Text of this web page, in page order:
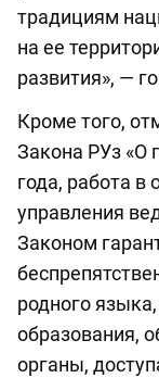
традициям
на ее
развития», —
Кроме того,
Закона РУз «О
года, работа в
управления
Законом
родного
образования,
органы,